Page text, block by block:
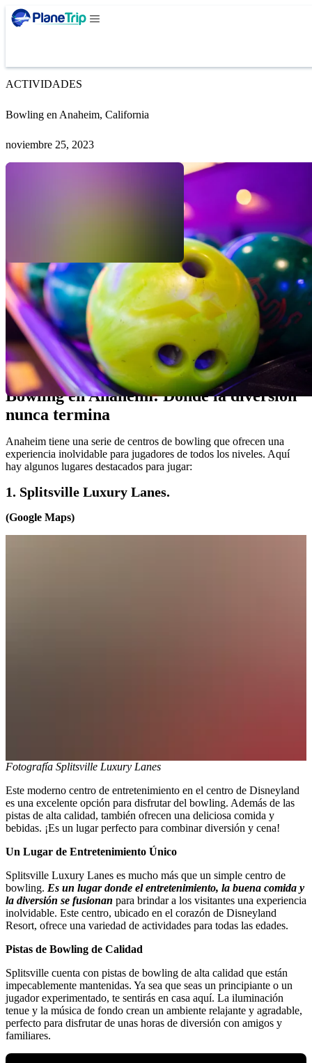
ACTIVIDADES
Bowling en Anaheim, California
noviembre 25, 2023
Si eres un entusiasta de los deportes, especialmente del bowling,
estás de suerte.Anaheimalberga una emocionante escena de
bowling que vale la pena explorar. En este blog, te llevaré a un
recorrido por el mundo del bowling en Anaheim, desde los mejores
lugares para jugar hasta algunas consejos para mejorar tu juego.
Bowling en Anaheim: Donde la diversión
nunca termina
Anaheim tiene una serie de centros de bowling que ofrecen una
experiencia inolvidable para jugadores de todos los niveles. Aquí
hay algunos lugares destacados para jugar:
1. Splitsville Luxury Lanes.
(Google Maps)
Fotografía Splitsville Luxury Lanes
Este moderno centro de entretenimiento en el centro de Disneyland
es una excelente opción para disfrutar del bowling. Además de las
pistas de alta calidad, también ofrecen una deliciosa comida y
bebidas. ¡Es un lugar perfecto para combinar diversión y cena!
Un Lugar de Entretenimiento Único
Splitsville Luxury Lanes es mucho más que un simple centro de
bowling. Es un lugar donde el entretenimiento, la buena comida y
la diversión se fusionan para brindar a los visitantes una experiencia
inolvidable. Este centro, ubicado en el corazón de Disneyland
Resort, ofrece una variedad de actividades para todas las edades.
Pistas de Bowling de Calidad
Splitsville cuenta con pistas de bowling de alta calidad que están
impecablemente mantenidas. Ya sea que seas un principiante o un
jugador experimentado, te sentirás en casa aquí. La iluminación
tenue y la música de fondo crean un ambiente relajante y agradable,
perfecto para disfrutar de unas horas de diversión con amigos y
familiares.